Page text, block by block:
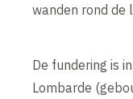
wanden rond de
De fundering is
Lombarde